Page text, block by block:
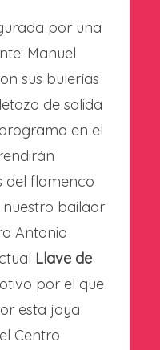
por una
Manuel
sus bulerías
de salida
en el
del flamenco
nuestro bailaor
Antonio
Llave de
por el que
esta joya
Centro